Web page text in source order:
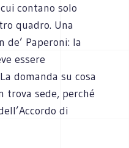
contano solo
quadro. Una
de’ Paperoni: la
essere
domanda su cosa
trova sede, perché
di